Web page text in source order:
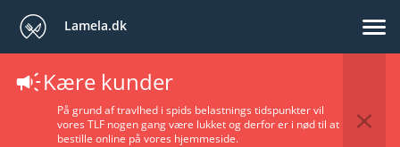
Lamela.dk
Kære kunder
På grund af travlhed i spids belastnings tidspunkter vil
vores TLF nogen gang være lukket og derfor er i nød til at
bestille online på vores hjemmeside.